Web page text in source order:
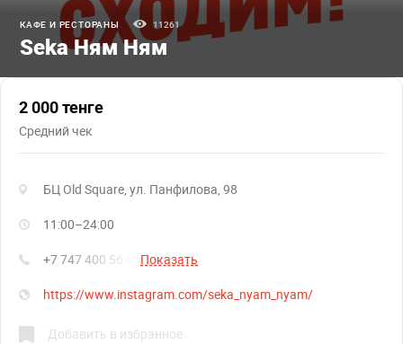
КАФЕ И РЕСТОРАНЫ 11261
Seka Ням Ням
2 000 тенге
Средний чек
БЦ Old Square, ул. Панфилова, 98
11:00–24:00
+7 747 400 56 61 Показать
https://www.instagram.com/seka_nyam_nyam/
Добавить в избранное